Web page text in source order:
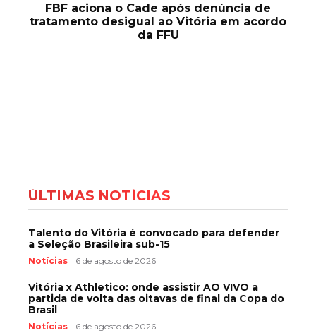
FBF aciona o Cade após denúncia de
tratamento desigual ao Vitória em acordo
da FFU
ÚLTIMAS NOTÍCIAS
Talento do Vitória é convocado para defender
a Seleção Brasileira sub-15
Notícias 6 de agosto de 2026
Vitória x Athletico: onde assistir AO VIVO a
partida de volta das oitavas de final da Copa do
Brasil
Notícias 6 de agosto de 2026